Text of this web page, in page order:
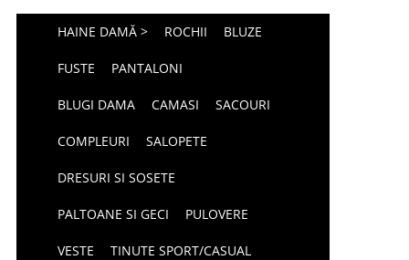
HAINE DAMĂ > ROCHII BLUZE
FUSTE PANTALONI
BLUGI DAMA CAMASI SACOURI
COMPLEURI SALOPETE
DRESURI SI SOSETE
PALTOANE SI GECI PULOVERE
VESTE TINUTE SPORT/CASUAL